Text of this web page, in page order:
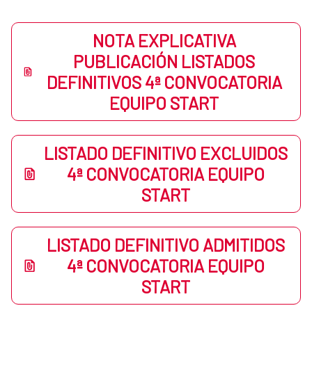
NOTA EXPLICATIVA
PUBLICACIÓN LISTADOS
DEFINITIVOS 4ª CONVOCATORIA
EQUIPO START
LISTADO DEFINITIVO EXCLUIDOS
4ª CONVOCATORIA EQUIPO
START
LISTADO DEFINITIVO ADMITIDOS
4ª CONVOCATORIA EQUIPO
START